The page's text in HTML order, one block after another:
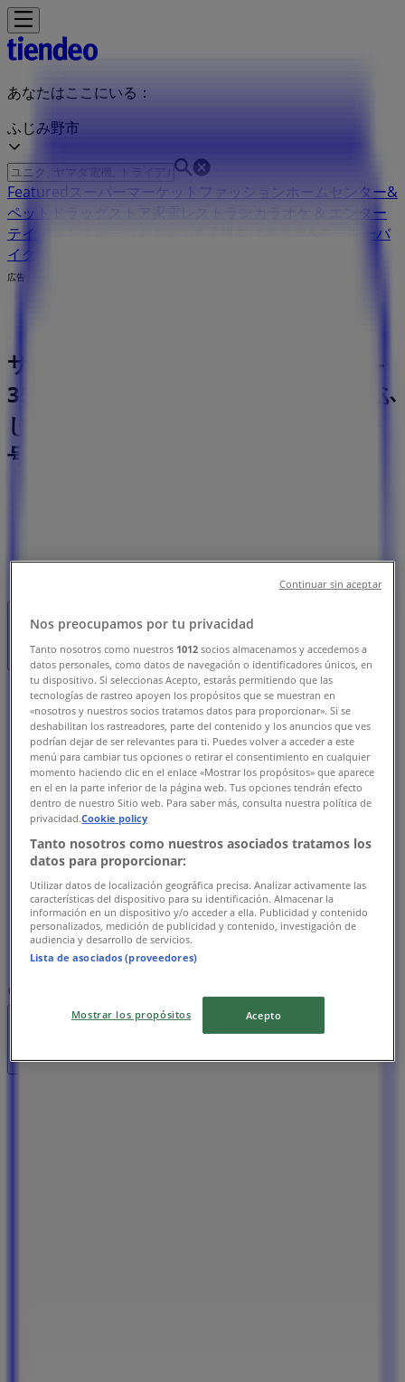
あなたはここにいる：
ふじみ野市
Featured スーパーマーケット ファッションホームセンター&
ペット
家電
カラオケ & エンター
テイメント
車&モーターバ
イク
広告
サンディ 埼玉県ふじみ野市鶴ヶ岡3-1-
35 | 埼玉県ふじみ野市鶴ヶ岡3-1-35, ふ
じみ野市：チラシと営業時間、電話番
号
サンディ | 埼玉県ふじみ野市鶴ヶ岡3-1-35
営業中まで 20:00
日曜日
09:00 - 20:00
月曜日
09:00 - 20:00
火曜日
09:00 - 20:00
水曜日
09:00 - 20:00
木曜日
09:00 - 20:00
金曜日
09:00 - 20:00
土曜日
09:00 - 20:00
Nos preocupamos por tu privacidad
Tanto nosotros como nuestros 1012 socios almacenamos y accedemos a
datos personales, como datos de navegación o identificadores únicos, en
tu dispositivo. Si seleccionas Acepto, estarás permitiendo que las
tecnologías de rastreo apoyen los propósitos que se muestran en
«nosotros y nuestros socios tratamos datos para proporcionar». Si se
deshabilitan los rastreadores, parte del contenido y los anuncios que ves
podrían dejar de ser relevantes para ti. Puedes volver a acceder a este
menú para cambiar tus opciones o retirar el consentimiento en cualquier
momento haciendo clic en el enlace «Mostrar los propósitos» que aparece
en el en la parte inferior de la página web. Tus opciones tendrán efecto
dentro de nuestro Sitio web. Para saber más, consulta nuestra política de
privacidad.Cookie policy
Tanto nosotros como nuestros asociados tratamos los
datos para proporcionar:
Utilizar datos de localización geográfica precisa. Analizar activamente las
características del dispositivo para su identificación. Almacenar la
información en un dispositivo y/o acceder a ella. Publicidad y contenido
personalizados, medición de publicidad y contenido, investigación de
audiencia y desarrollo de servicios.
Lista de asociados (proveedores)
Mostrar los propósitos Acepto
Continuar sin aceptar